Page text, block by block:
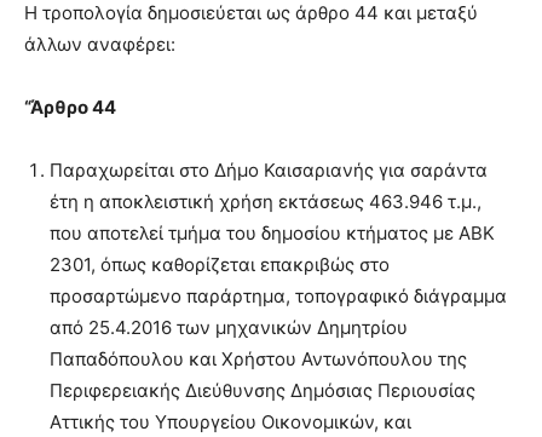
Η τροπολογία δημοσιεύεται ως άρθρο 44 και μεταξύ
άλλων αναφέρει:
“Άρθρο 44
Παραχωρείται στο Δήμο Καισαριανής για σαράντα
έτη η αποκλειστική χρήση εκτάσεως 463.946 τ.μ.,
που αποτελεί τμήμα του δημοσίου κτήματος με ΑΒΚ
2301, όπως καθορίζεται επακριβώς στο
προσαρτώμενο παράρτημα, τοπογραφικό διάγραμμα
από 25.4.2016 των μηχανικών Δημητρίου
Παπαδόπουλου και Χρήστου Αντωνόπουλου της
Περιφερειακής Διεύθυνσης Δημόσιας Περιουσίας
Αττικής του Υπουργείου Οικονομικών, και